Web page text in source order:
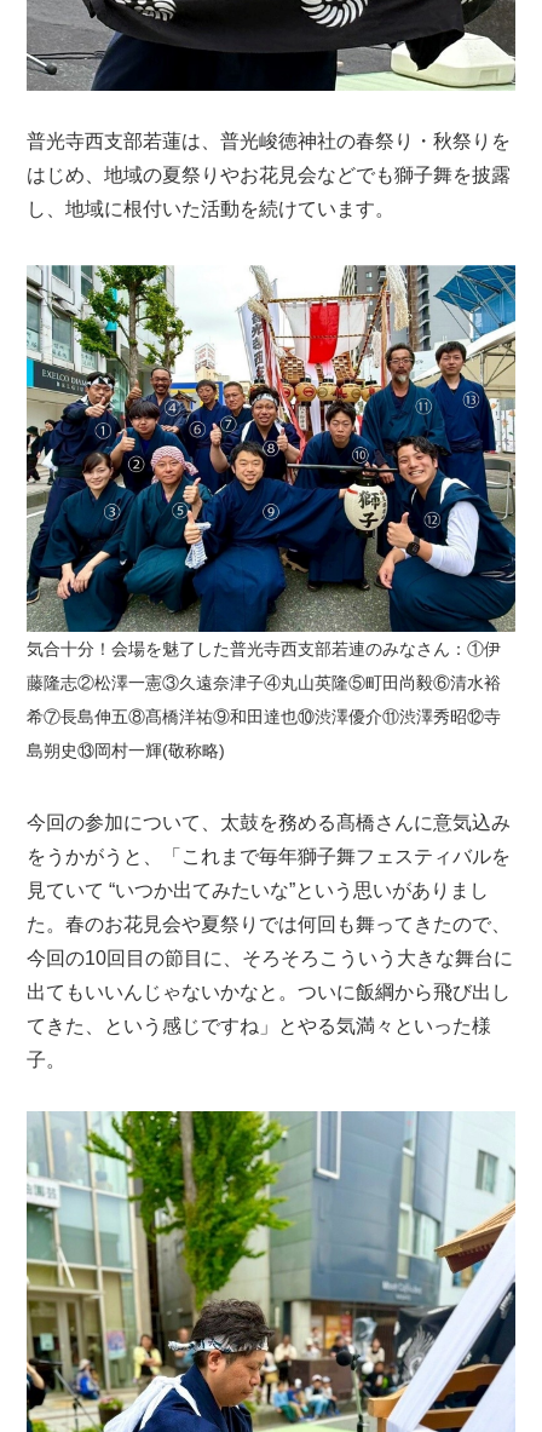
普光寺西支部若蓮は、普光峻徳神社の春祭り・秋祭りを
はじめ、地域の夏祭りやお花見会などでも獅子舞を披露
し、地域に根付いた活動を続けています。
気合十分！会場を魅了した普光寺西支部若連のみなさん：①伊
藤隆志②松澤一憲③久遠奈津子④丸山英隆⑤町田尚毅⑥清水裕
希⑦長島伸五⑧髙橋洋祐⑨和田達也⑩渋澤優介⑪渋澤秀昭⑫寺
島朔史⑬岡村一輝(敬称略)
今回の参加について、太鼓を務める髙橋さんに意気込み
をうかがうと、「これまで毎年獅子舞フェスティバルを
見ていて “いつか出てみたいな”という思いがありまし
た。春のお花見会や夏祭りでは何回も舞ってきたので、
今回の10回目の節目に、そろそろこういう大きな舞台に
出てもいいんじゃないかなと。ついに飯綱から飛び出し
てきた、という感じですね」とやる気満々といった様
子。